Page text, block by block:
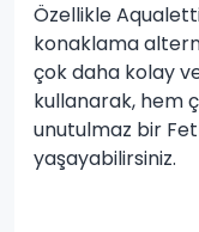
Özellikle
konaklama
çok daha kolay
kullanarak, hem
unutulmaz bir
yaşayabilirsiniz.